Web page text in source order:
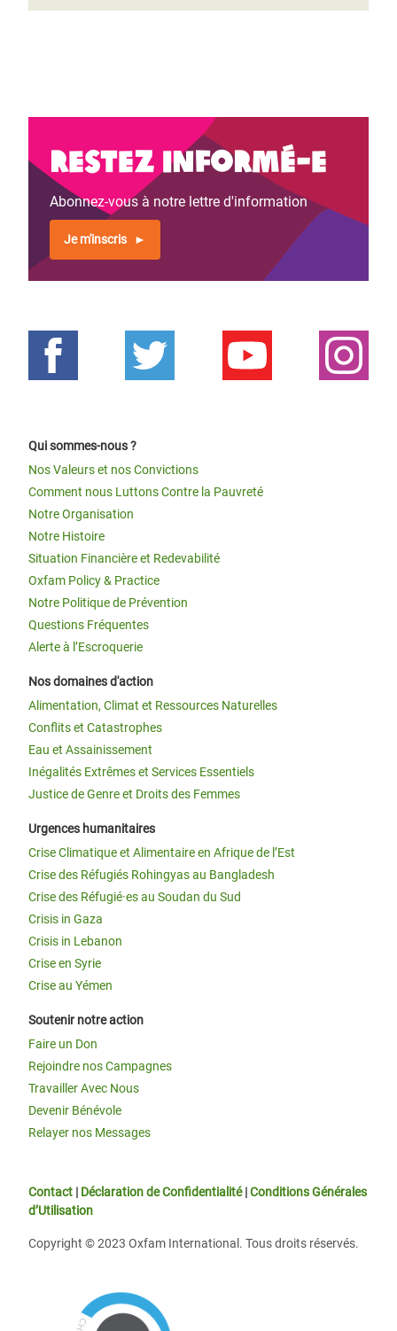
Restez informé-e
Abonnez-vous à notre lettre d'information
Je m'inscris
Qui sommes-nous ?
Nos Valeurs et nos Convictions
Comment nous Luttons Contre la Pauvreté
Notre Organisation
Notre Histoire
Situation Financière et Redevabilité
Oxfam Policy & Practice
Notre Politique de Prévention
Questions Fréquentes
Alerte à l’Escroquerie
Nos domaines d'action
Alimentation, Climat et Ressources Naturelles
Conflits et Catastrophes
Eau et Assainissement
Inégalités Extrêmes et Services Essentiels
Justice de Genre et Droits des Femmes
Urgences humanitaires
Crise Climatique et Alimentaire en Afrique de l’Est
Crise des Réfugiés Rohingyas au Bangladesh
Crise des Réfugié·es au Soudan du Sud
Crisis in Gaza
Crisis in Lebanon
Crise en Syrie
Crise au Yémen
Soutenir notre action
Faire un Don
Rejoindre nos Campagnes
Travailler Avec Nous
Devenir Bénévole
Relayer nos Messages
Contact | Déclaration de Confidentialité|Conditions Générales
d’Utilisation
Copyright © 2023 Oxfam International. Tous droits réservés.